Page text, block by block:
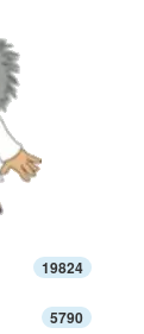
19824
5790